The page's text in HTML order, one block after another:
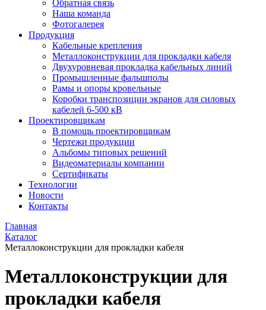
Обратная связь
Наша команда
Фотогалерея
Продукция
Кабельные крепления
Металлоконструкции для прокладки кабеля
Двухуровневая прокладка кабельных линий
Промышленные фальшполы
Рамы и опоры кровельные
Коробки транспозиции экранов для силовых
кабелей 6-500 кВ
Проектировщикам
В помощь проектировщикам
Чертежи продукции
Альбомы типовых решений
Видеоматериалы компании
Сертификаты
Технологии
Новости
Контакты
Главная
Каталог
Металлоконструкции для прокладки кабеля
Металлоконструкции для
прокладки кабеля